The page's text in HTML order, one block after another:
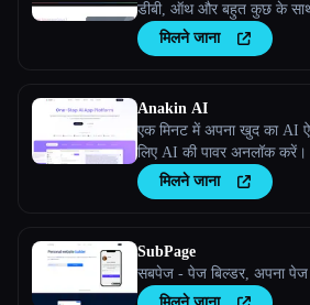
डीबी, ऑथ और बहुत कुछ के
प्लेटफ़ॉर्म।
मिलने जाना
Anakin AI
एक मिनट में अपना खुद का AI
लिए AI की पावर अनलॉक करें।
बिल्डर तुम्हेंं अनोखे, स्टैंडअलोन
सुविधा देता है
मिलने जाना
SubPage
सबपेज - पेज बिल्डर, अपना पेज